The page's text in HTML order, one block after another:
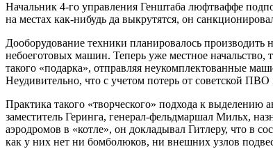
Начальник 4-го управления Генштаба люфтваффе
на местах как-нибудь да выкрутятся, он
Дооборудование техники планировалось производить
небоеготовых машин. Теперь уже местное начальство,
такого «подарка», отправляя неукомплектованные
Неудивительно, что с учетом потерь от советской
Практика такого «творческого» подхода к выделению
заместитель Геринга, генерал-фельдмаршал Мильх,
аэродромов в «котле», он докладывал Гитлеру, что в
как у них нет ни бомболюков, ни внешних узлов